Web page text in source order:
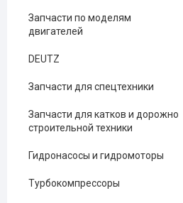
Запчасти по моделям
двигателей
DEUTZ
Запчасти для спецтехники
Запчасти для катков и дорожно
строительной техники
Гидронасосы и гидромоторы
Турбокомпрессоры